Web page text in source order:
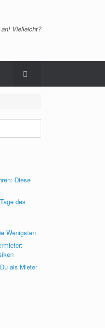
Vielleicht?
Diese
des
Wenigsten
als Mieter